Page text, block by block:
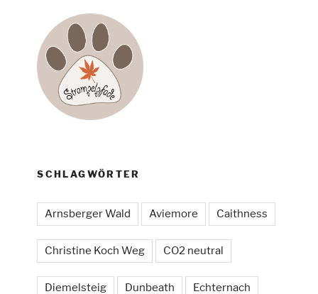
SCHLAGWÖRTER
Arnsberger Wald Aviemore Caithness
Christine Koch Weg CO2 neutral
Diemelsteig Dunbeath Echternach